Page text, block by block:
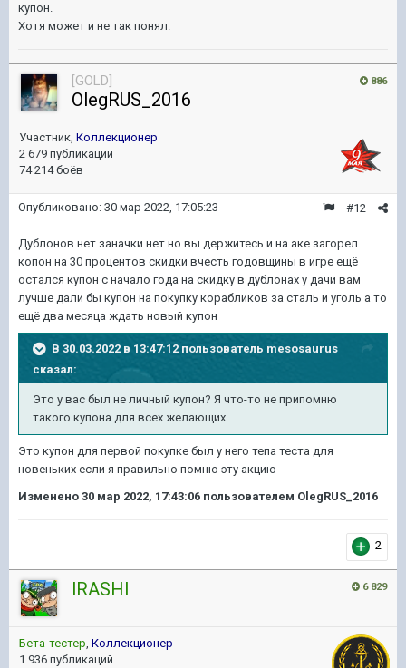
купон.
Хотя может и не так понял.
886
[GOLD]
OlegRUS_2016
Участник, Коллекционер
2 679 публикаций
74 214 боёв
#12
Опубликовано: 30 мар 2022, 17:05:23
Дублонов нет заначки нет но вы держитесь и на аке загорел
копон на 30 процентов скидки вчесть годовщины в игре ещё
остался купон с начало года на скидку в дублонах у дачи вам
лучше дали бы купон на покупку корабликов за сталь и уголь а то
ещё два месяца ждать новый купон
В 30.03.2022 в 13:47:12 пользователь mesosaurus
сказал:
Это у вас был не личный купон? Я что-то не припомню
такого купона для всех желающих...
Это купон для первой покупке был у него тепа теста для
новеньких если я правильно помню эту акцию
Изменено 30 мар 2022, 17:43:06 пользователем OlegRUS_2016
2
6 829
lRASHl
Бета-тестер, Коллекционер
1 936 публикаций